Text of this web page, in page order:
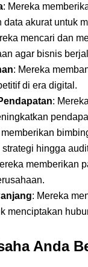
: Mereka
akurat untuk
mencari dan
agar bisnis
: Mereka
di era digital.
:
memberikan
hingga
memberikan
: Mereka
menciptakan
Anda